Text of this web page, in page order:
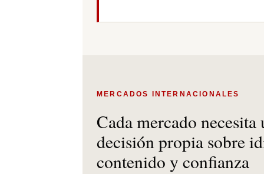
MERCADOS INTERNACIONALES
Cada mercado necesita
decisión propia sobre
contenido y confianza